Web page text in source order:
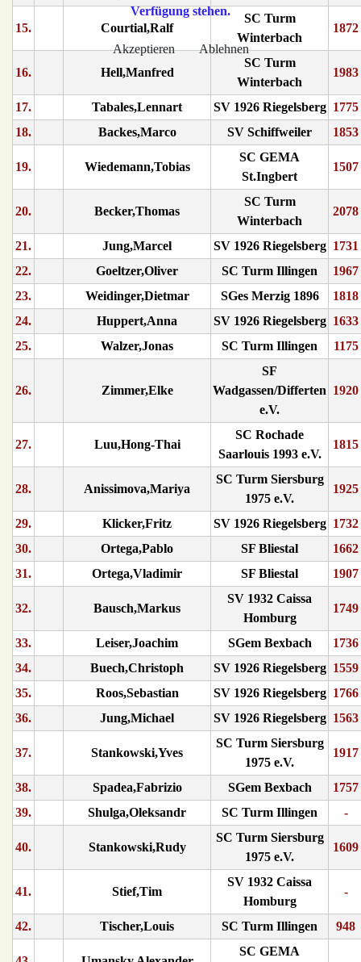
15. Courtial,Ralf
SC Turm
Winterbach
1872
16. Hell,Manfred
SC Turm
Winterbach
1983
17. Tabales,Lennart SV 1926 Riegelsberg 1775
18.
Backes,Marco SV Schiffweiler 1853
19. Wiedemann,Tobias
SC GEMA
St.Ingbert
1507
20. Becker,Thomas
SC Turm
Winterbach
2078
21. Jung,Marcel SV 1926 Riegelsberg 1731
22.
Goeltzer,Oliver SC Turm Illingen
1967
23.
Weidinger,Dietmar SGes Merzig 1896
1818
24.
Huppert,Anna SV 1926 Riegelsberg 1633
25.
Walzer,Jonas SC Turm Illingen 1175
26. Zimmer,Elke
SF
Wadgassen/Differten
e.V.
1920
27. Luu,Hong-Thai
SC Rochade
Saarlouis 1993 e.V.
1815
28. Anissimova,Mariya
SC Turm Siersburg
1975 e.V.
1925
29. Klicker,Fritz SV 1926 Riegelsberg 1732
30.
Ortega,Pablo SF Bliestal
1662
31.
Ortega,Vladimir SF Bliestal 1907
32. Bausch,Markus
SV 1932 Caissa
Homburg
1749
33. Leiser,Joachim SGem Bexbach
1736
34.
Buech,Christoph SV 1926 Riegelsberg 1559
35.
Roos,Sebastian SV 1926 Riegelsberg 1766
36.
Jung,Michael SV 1926 Riegelsberg 1563
37. Stankowski,Yves
SC Turm Siersburg
1975 e.V.
1917
38. Spadea,Fabrizio SGem Bexbach
1757
39.
Shulga,Oleksandr SC Turm Illingen -
40. Stankowski,Rudy
SC Turm Siersburg
1975 e.V.
1609
41. Stief,Tim
SV 1932 Caissa
Homburg
-
42. Tischer,Louis SC Turm Illingen 948
SC GEMA
Verfügung stehen.
Akzeptieren Ablehnen